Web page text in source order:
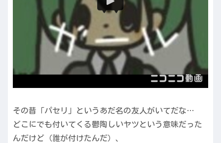
その昔「パセリ」というあだ名の友人がいてだな…
どこにでも付いてくる鬱陶しいヤツという意味だった
んだけど（誰が付けたんだ）、